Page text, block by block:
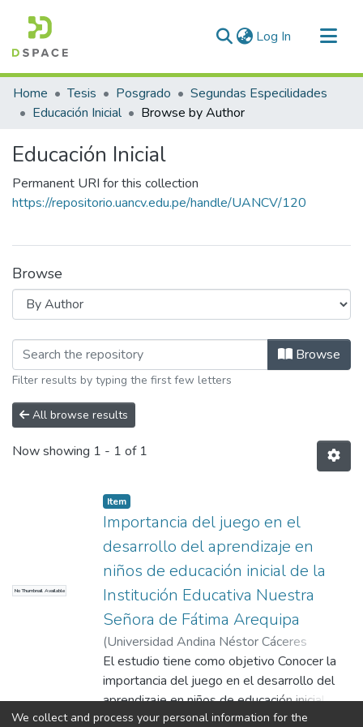
Log In (current)
Communities & Collections
All of DSpace
Home Tesis Posgrado
Segundas Especilidades
Educación Inicial
Browse by Author
Educación Inicial
Permanent URI for this collection
https://repositorio.uancv.edu.pe/handle/UANCV/120
Browse
Browsing Educación Inicial by Browse
Filter results by typing the first few letters
All browse results
Now showing 1 - 1 of 1
No Thumbnail Available
Item
Importancia del juego en el
desarrollo del aprendizaje en
niños de educación inicial de la
Institución Educativa Nuestra
Señora de Fátima Arequipa
(Universidad Andina Néstor Cáceres
Velásquez ,2024)Antonia Marlene, Cruz
Cuno;Universidad Andina Néstor Cáceres
Velásquez
El estudio tiene como objetivo Conocer la
importancia del juego en el desarrollo del
aprendizaje en niños de educación inicial,
Nuestra señora de Fátima Arequipa 2024.
Show more
We collect and process your personal information for the